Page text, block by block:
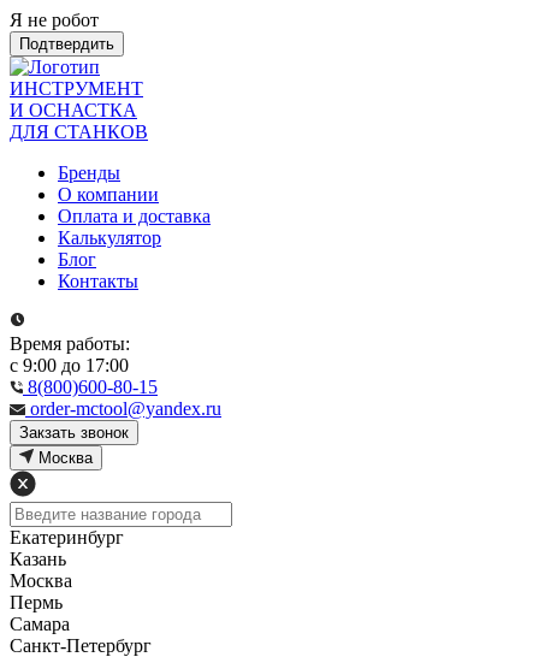
Я не робот
Подтвердить
ИНСТРУМЕНТ
И ОСНАСТКА
ДЛЯ СТАНКОВ
Бренды
О компании
Оплата и доставка
Калькулятор
Блог
Контакты
Время работы:
с 9:00 до 17:00
8(800)600-80-15
order-mctool@yandex.ru
Закзать звонок
Москва
Екатеринбург
Казань
Москва
Пермь
Самара
Санкт-Петербург